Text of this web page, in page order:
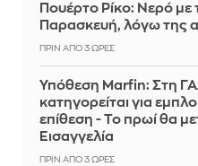
Πουέρτο Ρίκο: Νερό με
Παρασκευή, λόγω της
ΠΡΙΝ ΑΠΌ 3 ΏΡΕΣ
Υπόθεση Marfin: Στη
κατηγορείται για
επίθεση - Το πρωί θα
Εισαγγελία
ΠΡΙΝ ΑΠΌ 3 ΏΡΕΣ